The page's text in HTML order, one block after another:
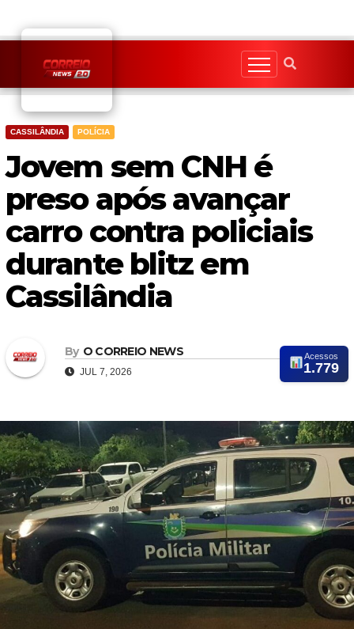
content
CASSILÂNDIA POLÍCIA
Jovem sem CNH é
preso após avançar
carro contra policiais
durante blitz em
Cassilândia
By O CORREIO NEWS
JUL 7, 2026
Acessos
1.779